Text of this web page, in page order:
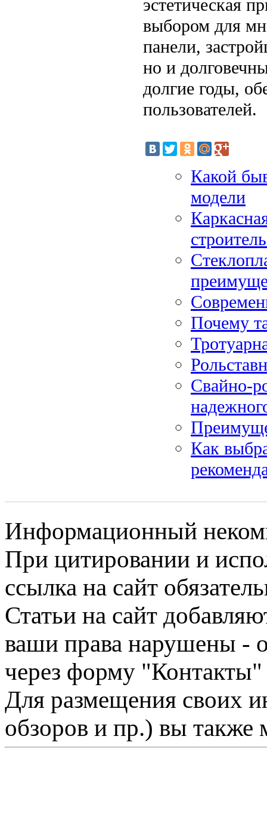
эстетическая
выбором для
панели,
но и
долгие годы,
пользователей.
Какой
модели
Почему
Свайно-
Как
Информационный
При цитировании и
ссылка на сайт
Статьи на сайт
ваши права нарушены -
через форму "Контакты"
Для размещения своих
обзоров и пр.) вы также